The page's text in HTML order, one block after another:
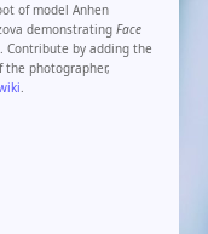
of model Anhen
demonstrating Face
. Contribute by adding the
the photographer,
.